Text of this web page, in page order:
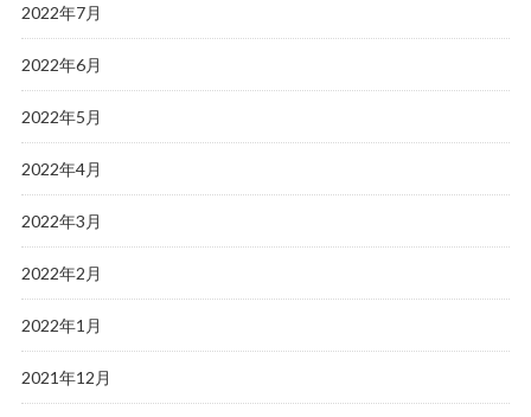
2022年7月
2022年6月
2022年5月
2022年4月
2022年3月
2022年2月
2022年1月
2021年12月